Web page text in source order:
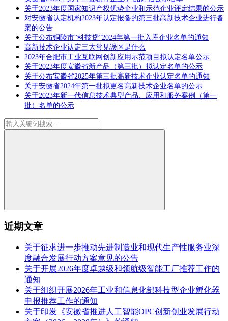
关于2023年度国家知识产权优势企业和示范企业评定结果的公示
对安徽省认定机构2023年认定报备的第三批高新技术企业进行备
案的公告
关于公布铜陵市“科技贷”2024年第一批入库企业名单的通知
高新技术企业认定三大常见误区是什么
2023年合肥市工业互联网创新应用示范项目拟认定名单公示
关于2023年度安徽省新产品（第三批）拟认定名单的公示
关于公布安徽省2025年第三批高新技术企业认定名单的通知
关于安徽省2024年第一批拟更名高新技术企业名单的公示
关于2023年新一代信息技术典型产品、应用和服务案例（第一
批）名单的公示
近期文章
关于征求进一步推动先进制造业和现代生产性服务业深
度融合发展行动方案意见的公告
关于开展2026年度卓越级和领航级智能工厂推荐工作的
通知
关于组织开展2026年工业和信息化部科技型企业孵化器
申报推荐工作的通知
关于印发《安徽省推进人工智能OPC创新创业发展行动